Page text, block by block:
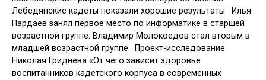
Лебедянские кадеты показали хорошие результаты. Илья
Пардаев занял первое место по информатике в старшей
возрастной группе. Владимир Молокоедов стал вторым в
младшей возрастной группе. Проект-исследование
Николая Гриднева «От чего зависит здоровье
воспитанников кадетского корпуса в современных